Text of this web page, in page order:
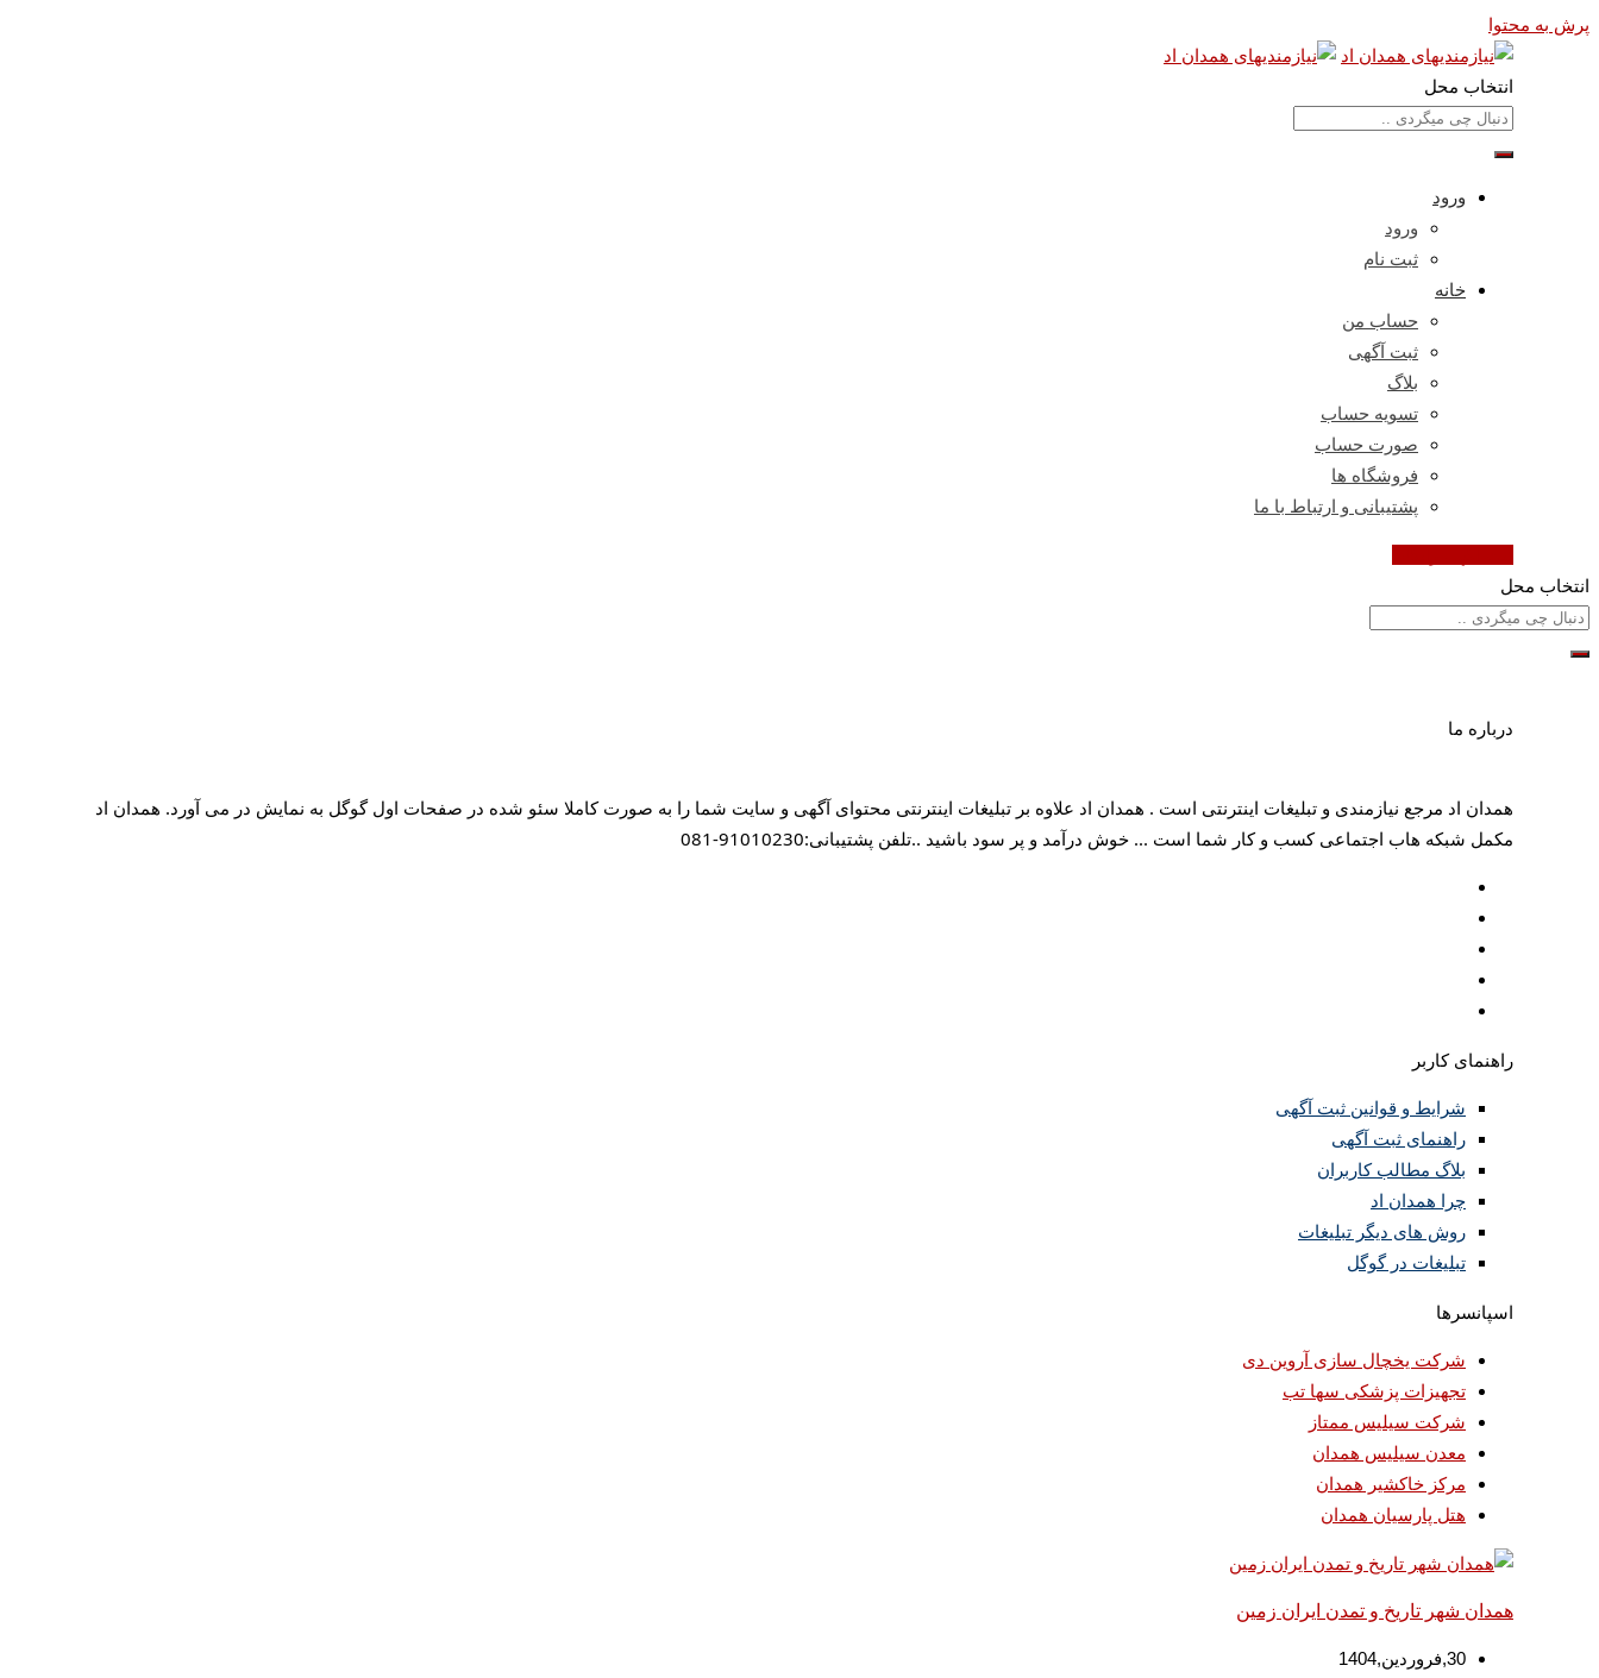
پرش به محتوا
انتخاب محل
ورود
ورود
ثبت نام
خانه
حساب من
ثبت آگهی
بلاگ
تسویه حساب
صورت حساب
فروشگاه ها
پشتیبانی و ارتباط با ما
انتخاب محل
درباره ما
همدان اد مرجع نیازمندی و تبلیغات اینترنتی است . همدان اد علاوه بر تبلیغات اینترنتی محتوای آگهی و سایت شما را به صورت کاملا سئو شده در صفحات اول گوگل به نمایش در می آورد. همدان اد
مکمل شبکه هاب اجتماعی کسب و کار شما است ... خوش درآمد و پر سود باشید ..تلفن پشتیبانی:91010230-081
راهنمای کاربر
شرایط و قوانین ثبت آگهی
راهنمای ثبت آگهی
بلاگ مطالب کاربران
چرا همدان اد
روش های دیگر تبلیغات
تبلیغات در گوگل
اسپانسرها
شرکت یخچال سازی آروین دی
تجهیزات پزشکی سها تب
شرکت سیلیس ممتاز
معدن سیلیس همدان
مرکز خاکشیر همدان
هتل پارسیان همدان
همدان شهر تاریخ و تمدن ایران زمین
30,فروردین,1404